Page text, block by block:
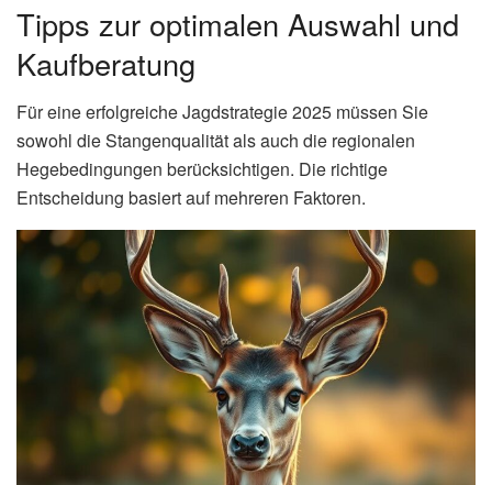
Tipps zur optimalen Auswahl und
Kaufberatung
Für eine erfolgreiche Jagdstrategie 2025 müssen Sie
sowohl die Stangenqualität als auch die regionalen
Hegebedingungen berücksichtigen. Die richtige
Entscheidung basiert auf mehreren Faktoren.